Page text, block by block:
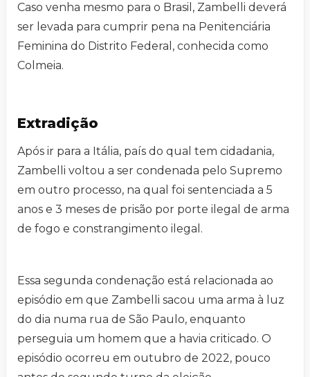
Caso venha mesmo para o Brasil, Zambelli deverá
ser levada para cumprir pena na Penitenciária
Feminina do Distrito Federal, conhecida como
Colmeia.
Extradição
Após ir para a Itália, país do qual tem cidadania,
Zambelli voltou a ser condenada pelo Supremo
em outro processo, na qual foi sentenciada a 5
anos e 3 meses de prisão por porte ilegal de arma
de fogo e constrangimento ilegal.
Essa segunda condenação está relacionada ao
episódio em que Zambelli sacou uma arma à luz
do dia numa rua de São Paulo, enquanto
perseguia um homem que a havia criticado. O
episódio ocorreu em outubro de 2022, pouco